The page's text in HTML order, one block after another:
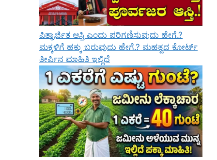
ಪಿತ್ರಾರ್ಜಿತ ಆಸ್ತಿ ಎಂದು ಪರಿಗಣಿಸುವುದು ಹೇಗೆ.?
ಮಕ್ಕಳಿಗೆ ಹಕ್ಕು ಬರುವುದು ಹೇಗೆ.? ಮಹತ್ವದ ಕೋರ್ಟ್
ತೀರ್ಪಿನ ಮಾಹಿತಿ ಇಲ್ಲಿದೆ